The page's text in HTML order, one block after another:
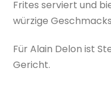
Frites serviert und
würzige
Für Alain Delon ist
Gericht.